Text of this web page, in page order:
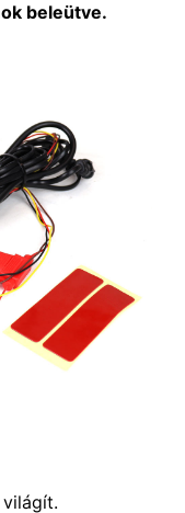
beleütve.